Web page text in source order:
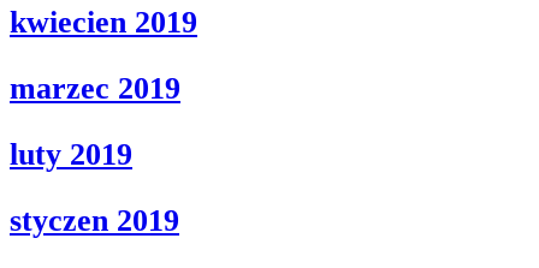
kwiecien 2019
marzec 2019
luty 2019
styczen 2019